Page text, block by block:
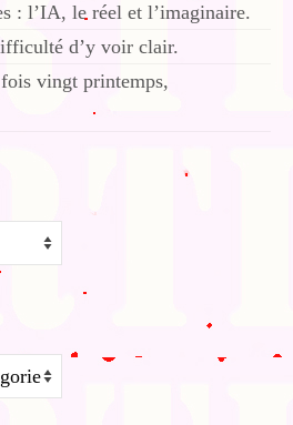
: l’IA, le réel et l’imaginaire.
d’y voir clair.
vingt printemps,